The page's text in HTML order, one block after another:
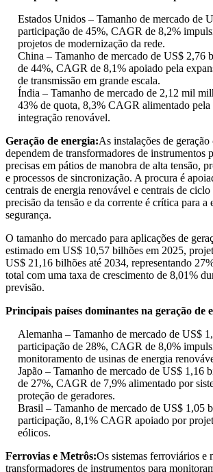
Estados Unidos – Tamanho de mercado de
participação de 45%, CAGR de 8,2%
projetos de modernização da rede.
China – Tamanho de mercado de US$ 2,76
de 44%, CAGR de 8,1% apoiado pela
de transmissão em grande escala.
Índia – Tamanho de mercado de 2,12 mil
43% de quota, 8,3% CAGR alimentado
integração renovável.
Geração de energia:As instalações de geração
dependem de transformadores de instrumentos
precisas em pátios de manobra de alta tensão,
e processos de sincronização. A procura é
centrais de energia renovável e centrais de
precisão da tensão e da corrente é crítica para a
segurança.
O tamanho do mercado para aplicações de
estimado em US$ 10,57 bilhões em 2025,
US$ 21,16 bilhões até 2034, representando
total com uma taxa de crescimento de 8,01%
previsão.
Principais países dominantes na geração de
Alemanha – Tamanho de mercado de US$
participação de 28%, CAGR de 8,0%
monitoramento de usinas de energia
Japão – Tamanho de mercado de US$ 1,16
de 27%, CAGR de 7,9% alimentado por
proteção de geradores.
Brasil – Tamanho de mercado de US$ 1,05
participação, 8,1% CAGR apoiado por
eólicos.
Ferrovias e Metrôs:Os sistemas ferroviários e
transformadores de instrumentos para